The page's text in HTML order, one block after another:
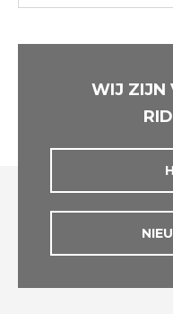
WIJ ZIJN